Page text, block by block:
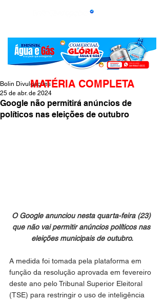
Google não permitirá anúncios de
políticos nas eleições de outubro
Bolin Divulgações
25 de abr. de 2024
O Google anunciou nesta quarta-feira (23)
que não vai permitir anúncios políticos nas
eleições municipais de outubro.
A medida foi tomada pela plataforma em
função da resolução aprovada em fevereiro
deste ano pelo Tribunal Superior Eleitoral
(TSE) para restringir o uso de inteligência
MATÉRIA COMPLETA